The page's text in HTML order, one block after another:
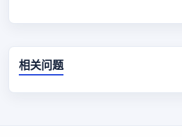
相关问题